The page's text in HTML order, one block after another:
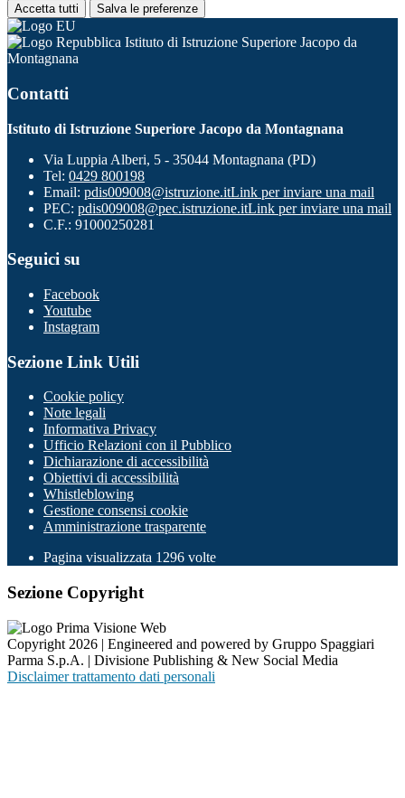
Accetta tutti Salva le preferenze
Istituto di Istruzione Superiore Jacopo da
Montagnana
Contatti
Istituto di Istruzione Superiore Jacopo da Montagnana
Via Luppia Alberi, 5 - 35044 Montagnana (PD)
Tel: 0429 800198
Email: pdis009008@istruzione.itLink per inviare una mail
PEC: pdis009008@pec.istruzione.itLink per inviare una mail
C.F.: 91000250281
Seguici su
Facebook
Youtube
Instagram
Sezione Link Utili
Cookie policy
Note legali
Informativa Privacy
Ufficio Relazioni con il Pubblico
Dichiarazione di accessibilità
Obiettivi di accessibilità
Whistleblowing
Gestione consensi cookie
Amministrazione trasparente
Pagina visualizzata 1296 volte
Sezione Copyright
Copyright 2026 | Engineered and powered by Gruppo Spaggiari
Parma S.p.A. | Divisione Publishing & New Social Media
Disclaimer trattamento dati personali